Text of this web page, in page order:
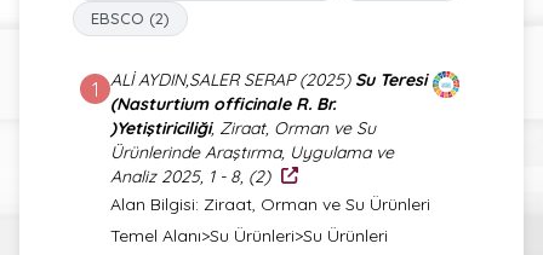
EBSCO (2)
1 ALİ AYDIN,SALER SERAP (2025) Su Teresi
(Nasturtium officinale R. Br.
)Yetiştiriciliği, Ziraat, Orman ve Su
Ürünlerinde Araştırma, Uygulama ve
Analiz 2025, 1 - 8, (2)
Alan Bilgisi: Ziraat, Orman ve Su Ürünleri
Temel Alanı>Su Ürünleri>Su Ürünleri